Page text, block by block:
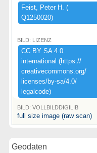
Feist,​ ​Peter ​H.​ ​(​
Q1250020)​
BILD: LIZENZ
CC ​BY ​SA ​4.​0 ​
international ​(​https:​/​/​
creativecommons.​org/​
licenses/​by-​sa/​4.​0/​
legalcode)​
BILD: VOLLBILDDIGILIB
full size image (raw scan)
Geodaten